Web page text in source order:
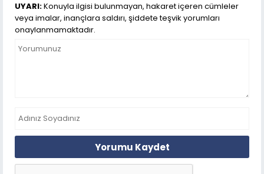
UYARI:Konuyla ilgisi bulunmayan, hakaret içeren cümleler
veya imalar, inançlara saldırı, şiddete teşvik yorumları
onaylanmamaktadır.
Yorumu Kaydet